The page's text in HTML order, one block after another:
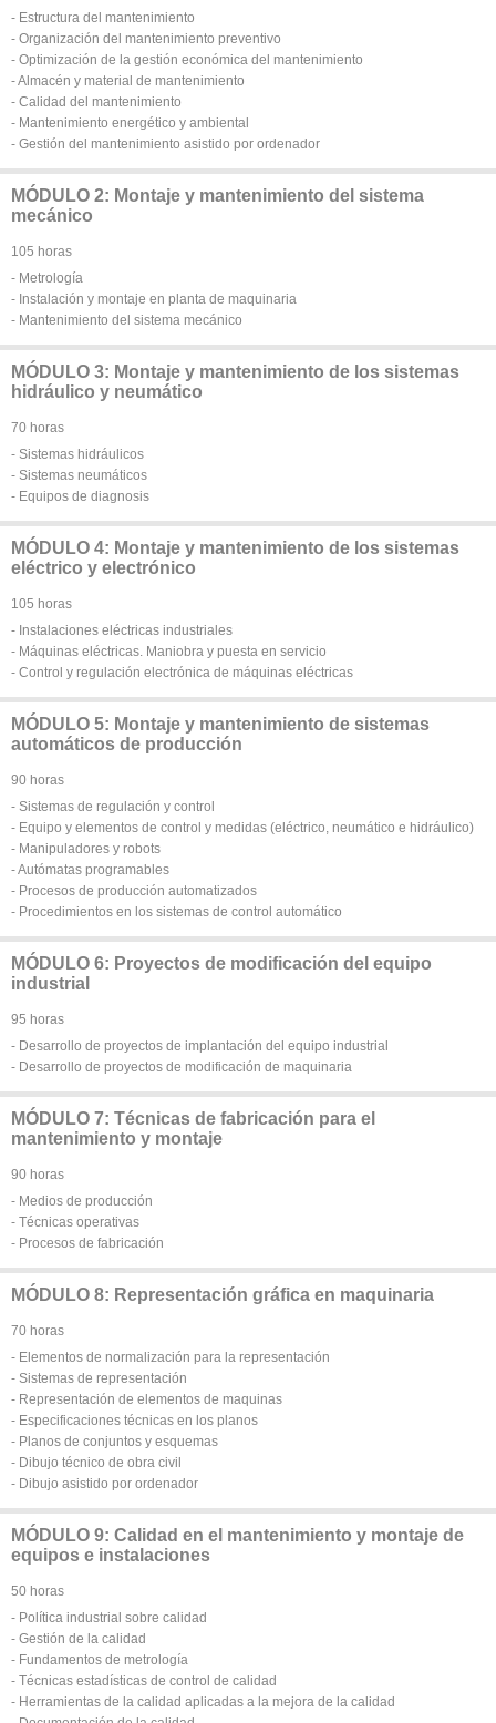
- Estructura del mantenimiento
- Organización del mantenimiento preventivo
- Optimización de la gestión económica del mantenimiento
- Almacén y material de mantenimiento
- Calidad del mantenimiento
- Mantenimiento energético y ambiental
- Gestión del mantenimiento asistido por ordenador
MÓDULO 2: Montaje y mantenimiento del sistema
mecánico
105 horas
- Metrología
- Instalación y montaje en planta de maquinaria
- Mantenimiento del sistema mecánico
MÓDULO 3: Montaje y mantenimiento de los sistemas
hidráulico y neumático
70 horas
- Sistemas hidráulicos
- Sistemas neumáticos
- Equipos de diagnosis
MÓDULO 4: Montaje y mantenimiento de los sistemas
eléctrico y electrónico
105 horas
- Instalaciones eléctricas industriales
- Máquinas eléctricas. Maniobra y puesta en servicio
- Control y regulación electrónica de máquinas eléctricas
MÓDULO 5: Montaje y mantenimiento de sistemas
automáticos de producción
90 horas
- Sistemas de regulación y control
- Equipo y elementos de control y medidas (eléctrico, neumático e hidráulico)
- Manipuladores y robots
- Autómatas programables
- Procesos de producción automatizados
- Procedimientos en los sistemas de control automático
MÓDULO 6: Proyectos de modificación del equipo
industrial
95 horas
- Desarrollo de proyectos de implantación del equipo industrial
- Desarrollo de proyectos de modificación de maquinaria
MÓDULO 7: Técnicas de fabricación para el
mantenimiento y montaje
90 horas
- Medios de producción
- Técnicas operativas
- Procesos de fabricación
MÓDULO 8: Representación gráfica en maquinaria
70 horas
- Elementos de normalización para la representación
- Sistemas de representación
- Representación de elementos de maquinas
- Especificaciones técnicas en los planos
- Planos de conjuntos y esquemas
- Dibujo técnico de obra civil
- Dibujo asistido por ordenador
MÓDULO 9: Calidad en el mantenimiento y montaje de
equipos e instalaciones
50 horas
- Política industrial sobre calidad
- Gestión de la calidad
- Fundamentos de metrología
- Técnicas estadísticas de control de calidad
- Herramientas de la calidad aplicadas a la mejora de la calidad